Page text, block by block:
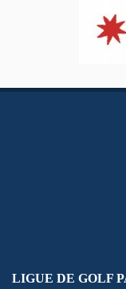
LIGUE DE GOLF